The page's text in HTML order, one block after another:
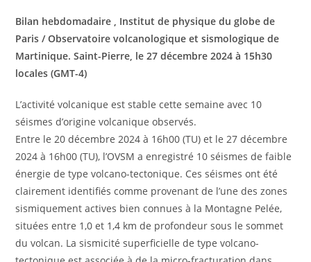
Bilan hebdomadaire , Institut de physique du globe de
Paris / Observatoire volcanologique et sismologique de
Martinique. Saint-Pierre, le 27 décembre 2024 à 15h30
locales (GMT-4)
L’activité volcanique est stable cette semaine avec 10
séismes d’origine volcanique observés.
Entre le 20 décembre 2024 à 16h00 (TU) et le 27 décembre
2024 à 16h00 (TU), l’OVSM a enregistré 10 séismes de faible
énergie de type volcano-tectonique. Ces séismes ont été
clairement identifiés comme provenant de l’une des zones
sismiquement actives bien connues à la Montagne Pelée,
situées entre 1,0 et 1,4 km de profondeur sous le sommet
du volcan. La sismicité superficielle de type volcano-